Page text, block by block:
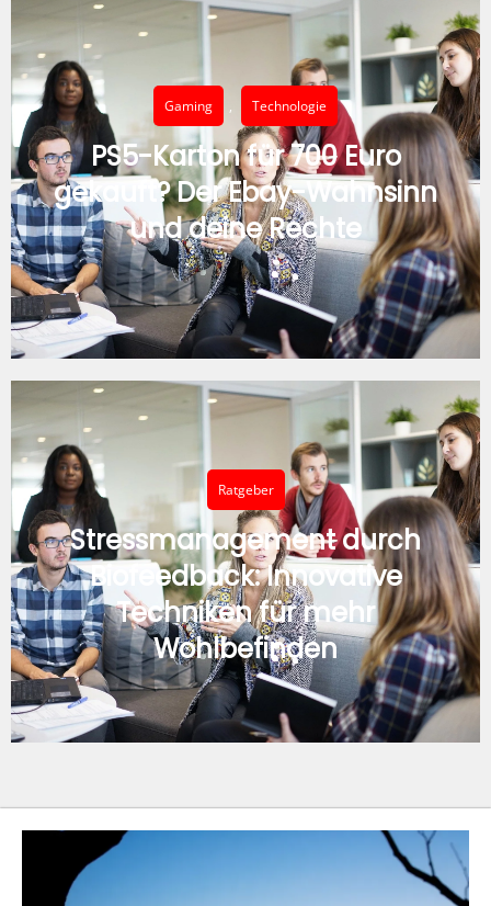
Gaming , Technologie
PS5-Karton für 700 Euro
gekauft? Der Ebay-Wahnsinn
und deine Rechte
Ratgeber
Stressmanagement durch
Biofeedback: Innovative
Techniken für mehr
Wohlbefinden